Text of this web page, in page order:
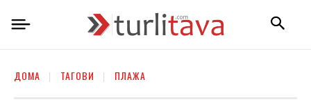
ДОМА ТАГОВИ ПЛАЖА